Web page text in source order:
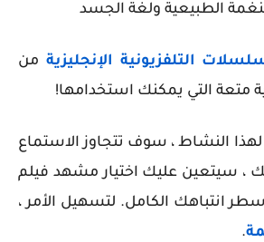
الطبيعية ولغة الجسد
التلفزيونية الإنجليزية من
متعة التي يمكنك استخدامها!
النشاط ، سوف تتجاوز الاستماع
، سيتعين عليك اختيار مشهد فيلم
انتباهك الكامل. لتسهيل الأمر ،
.